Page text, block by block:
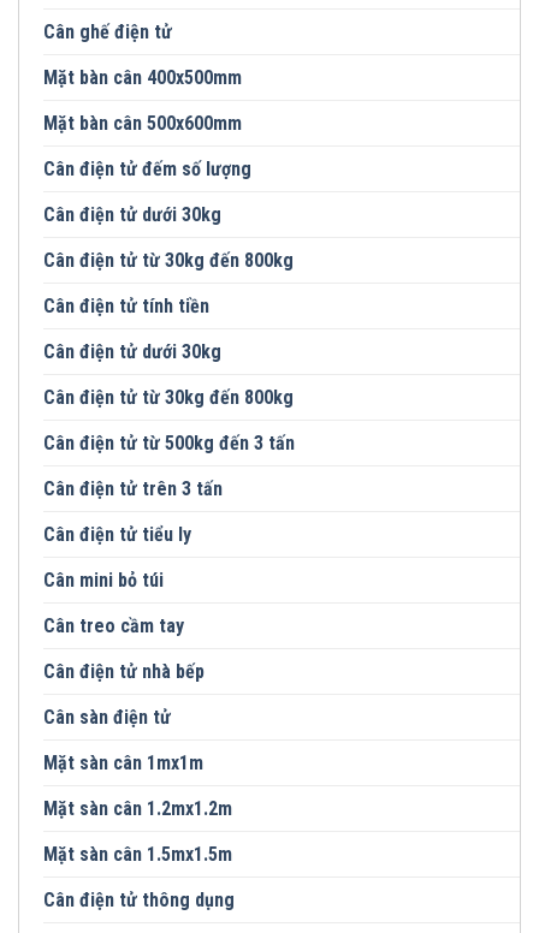
Cân ghế điện tử
Mặt bàn cân 400x500mm
Mặt bàn cân 500x600mm
Cân điện tử đếm số lượng
Cân điện tử dưới 30kg
Cân điện tử từ 30kg đến 800kg
Cân điện tử tính tiền
Cân điện tử dưới 30kg
Cân điện tử từ 30kg đến 800kg
Cân điện tử từ 500kg đến 3 tấn
Cân điện tử trên 3 tấn
Cân điện tử tiểu ly
Cân mini bỏ túi
Cân treo cầm tay
Cân điện tử nhà bếp
Cân sàn điện tử
Mặt sàn cân 1mx1m
Mặt sàn cân 1.2mx1.2m
Mặt sàn cân 1.5mx1.5m
Cân điện tử thông dụng